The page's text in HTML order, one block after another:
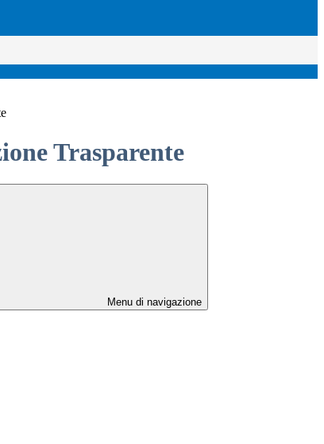
Trasparente
Menu di navigazione